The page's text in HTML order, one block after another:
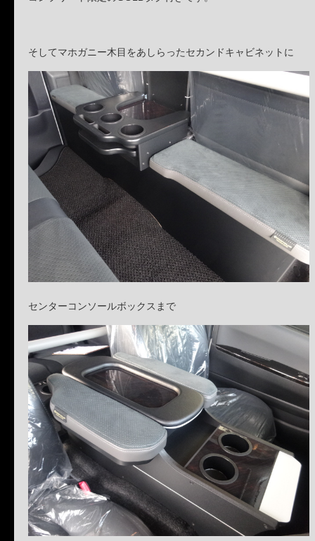
そしてマホガニー木目をあしらったセカンドキャビネットに
センターコンソールボックスまで